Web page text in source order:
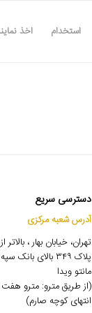
استخدام اخذ
دسترسی سریع
آدرس شعبه مرکزی
تهران، خیابان بهار ،
پلاک ۳۴۹ بالای
مانتو ویدا
(از طریق مترو: مترو
انتهای کوچه صارم)